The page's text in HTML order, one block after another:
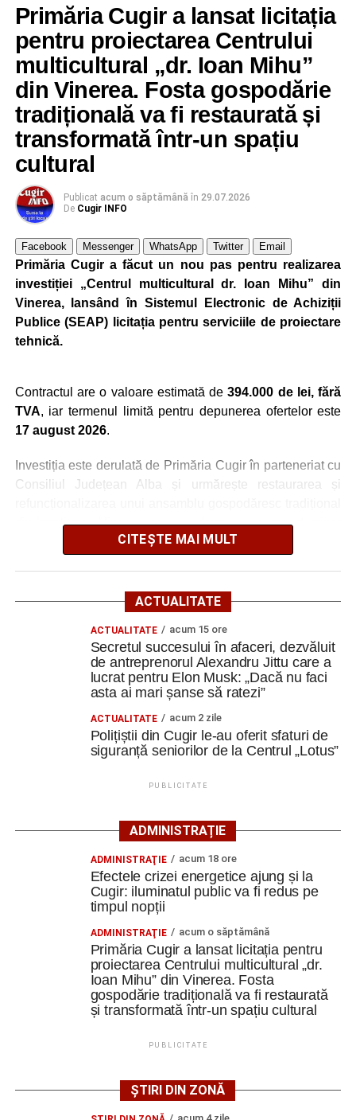
Adaugă cugirinfo.ro ca sursă
preferată pe Google
Ultimele știri din Cugir
Cum și-a construit un informatician din Cugir propria
mașină solară. Vehiculul a ajuns și la o expoziție din
Berlin
Cugir și-au perfecționat competențele prin
Secretul succesului în afaceri, dezvăluit de
antreprenorul Alexandru Jittu care a lucrat pentru
Elon Musk: „Dacă nu faci asta ai mari șanse să
ratezi”
Facebook
Primăria Cugir a lansat licitația
pentru proiectarea Centrului
multicultural „dr. Ioan Mihu”
din Vinerea. Fosta gospodărie
tradițională va fi restaurată și
transformată într-un spațiu
cultural
Publicat acum o săptămână în 29.07.2026
De Cugir INFO
Facebook Messenger WhatsApp Twitter Email
Primăria Cugir a făcut un nou pas pentru realizarea
investiției „Centrul multicultural dr. Ioan Mihu” din
Vinerea, lansând în Sistemul Electronic de Achiziții
Publice (SEAP) licitația pentru serviciile de proiectare
tehnică.
Contractul are o valoare estimată de394.000 de lei, fără
TVA, iar termenul limită pentru depunerea ofertelor este
17 august 2026.
Investiția este derulată de Primăria Cugir în parteneriat cu
Consiliul Județean Alba și urmărește restaurarea și
din localitatea Vinerea, care va deveni un centru destinat
activităților culturale, educaționale și expoziționale.
readusă la viață
Ansamblul este situat pe strada Principală nr. 172 din
Vinerea, pe un teren de aproximativ 1.975 de metri pătrați,
aflat în proprietatea administrației locale.
Complexul este alcătuit din patru corpuri de clădire – fosta
magazie de fierărie, casa memorială, șura și șoprul-atelier
– care păstrează caracteristicile unei gospodării
Clădirile au nevoie de lucrări
ample de consolidare
Potrivit documentației de licitație, expertizele tehnice au
acestea se numără infiltrații de apă, umiditate, degradarea
elementelor din lemn și a acoperișurilor, dar și prăbușirea
parțială a șurii.
De asemenea, instalațiile existente sunt depășite din
CITEȘTE MAI MULT
ACTUALITATE
ACTUALITATE acum 15 ore
Secretul succesului în afaceri, dezvăluit
de antreprenorul Alexandru Jittu care a
lucrat pentru Elon Musk: „Dacă nu faci
asta ai mari șanse să ratezi”
ACTUALITATE acum 2 zile
Polițiștii din Cugir le-au oferit sfaturi de
siguranță seniorilor de la Centrul „Lotus”
PUBLICITATE
ADMINISTRAȚIE
ADMINISTRAŢIE acum 18 ore
Efectele crizei energetice ajung și la
Cugir: iluminatul public va fi redus pe
timpul nopții
ADMINISTRAŢIE acum o săptămână
Primăria Cugir a lansat licitația pentru
proiectarea Centrului multicultural „dr.
Ioan Mihu” din Vinerea. Fosta
gospodărie tradițională va fi restaurată
și transformată într-un spațiu cultural
PUBLICITATE
ȘTIRI DIN ZONĂ